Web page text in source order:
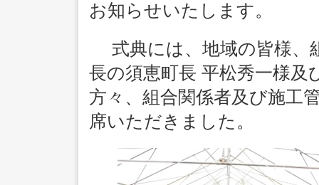
お知らせいたします。
式典には、地域の皆様、
長の須恵町長 平松秀一様及
方々、組合関係者及び施工
席いただきました。